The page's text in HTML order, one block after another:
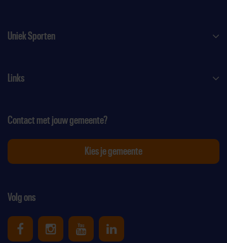
Uniek Sporten
Links
Volg ons
Uniek Sporten op Facebook
Uniek Sporten op Instagram
Uniek Sporten op Youtube
Uniek Sporten op
Contact met jouw gemeente?
Kies je gemeente